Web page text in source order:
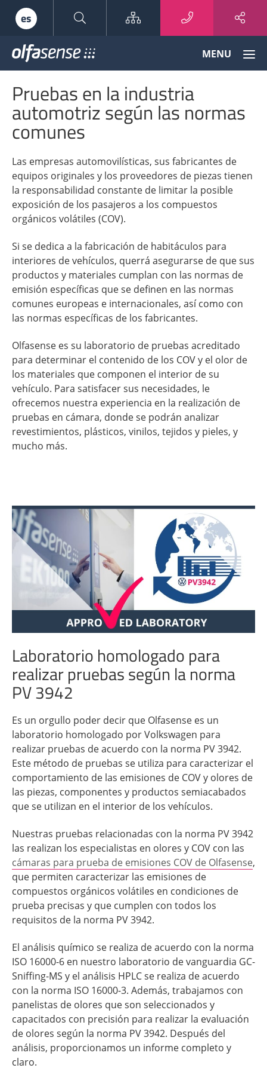
es Sitemap
Odour
Data
to
MENU
Pruebas en la industria
automotriz según las normas
comunes
Las empresas automovilísticas, sus fabricantes de
equipos originales y los proveedores de piezas tienen
la responsabilidad constante de limitar la posible
exposición de los pasajeros a los compuestos
orgánicos volátiles (COV).
Si se dedica a la fabricación de habitáculos para
interiores de vehículos, querrá asegurarse de que sus
productos y materiales cumplan con las normas de
emisión específicas que se definen en las normas
comunes europeas e internacionales, así como con
las normas específicas de los fabricantes.
Olfasense es su laboratorio de pruebas acreditado
para determinar el contenido de los COV y el olor de
los materiales que componen el interior de su
vehículo. Para satisfacer sus necesidades, le
ofrecemos nuestra experiencia en la realización de
pruebas en cámara, donde se podrán analizar
revestimientos, plásticos, vinilos, tejidos y pieles, y
mucho más.
Laboratorio homologado para
realizar pruebas según la norma
PV 3942
Es un orgullo poder decir que Olfasense es un
laboratorio homologado por Volkswagen para
realizar pruebas de acuerdo con la norma PV 3942.
Este método de pruebas se utiliza para caracterizar el
comportamiento de las emisiones de COV y olores de
las piezas, componentes y productos semiacabados
que se utilizan en el interior de los vehículos.
Nuestras pruebas relacionadas con la norma PV 3942
las realizan los especialistas en olores y COV con las
cámaras para prueba de emisiones COV de Olfasense,
que permiten caracterizar las emisiones de
compuestos orgánicos volátiles en condiciones de
prueba precisas y que cumplen con todos los
requisitos de la norma PV 3942.
El análisis químico se realiza de acuerdo con la norma
ISO 16000-6 en nuestro laboratorio de vanguardia GC-
Sniffing-MS y el análisis HPLC se realiza de acuerdo
con la norma ISO 16000-3. Además, trabajamos con
panelistas de olores que son seleccionados y
capacitados con precisión para realizar la evaluación
de olores según la norma PV 3942. Después del
análisis, proporcionamos un informe completo y
claro.